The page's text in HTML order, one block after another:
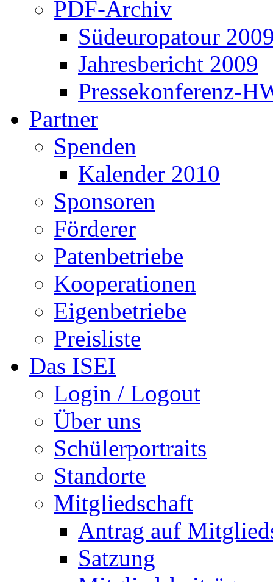
PDF-Archiv
Südeuropatour
Jahresbericht 2009
Pressekonferenz-
Partner
Spenden
Kalender 2010
Sponsoren
Förderer
Patenbetriebe
Kooperationen
Eigenbetriebe
Preisliste
Das ISEI
Login / Logout
Über uns
Schülerportraits
Standorte
Mitgliedschaft
Antrag auf
Satzung